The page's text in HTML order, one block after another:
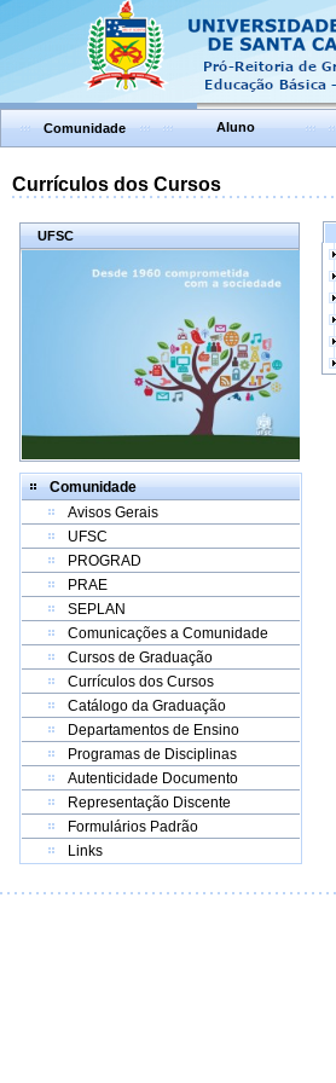
Comunidade Aluno
Currículos dos Cursos
UFSC
Comunidade
Avisos Gerais
UFSC
PROGRAD
PRAE
SEPLAN
Comunicações a Comunidade
Cursos de Graduação
Currículos dos Cursos
Catálogo da Graduação
Departamentos de Ensino
Programas de Disciplinas
Autenticidade Documento
Representação Discente
Formulários Padrão
Links